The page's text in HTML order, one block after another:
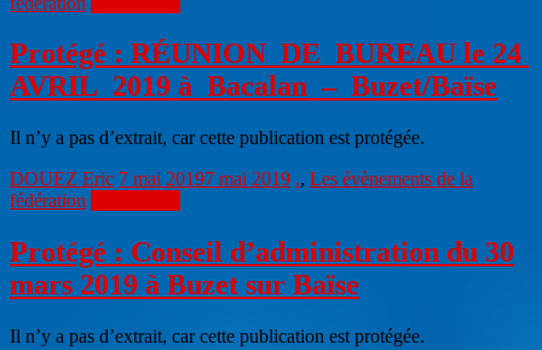
Protégé : RÉUNION DE BUREAU le 24
AVRIL 2019 à Bacalan – Buzet/Baïse
Il n’y a pas d’extrait, car cette publication est protégée.
DOUEZ Eric 7 mai 20197 mai 2019 ., Les évènements de la
fédération
Protégé : Conseil d’administration du 30
mars 2019 à Buzet sur Baïse
Il n’y a pas d’extrait, car cette publication est protégée.